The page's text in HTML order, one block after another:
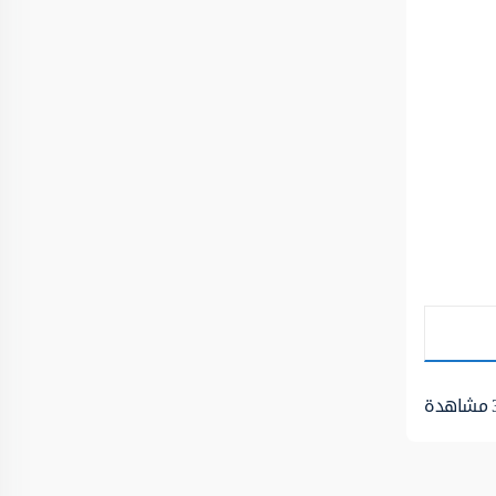
مشاهدة